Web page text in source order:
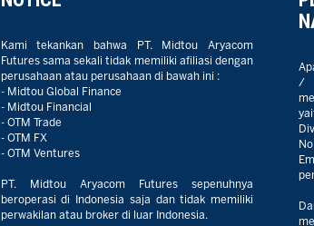
Kami tekankan bahwa PT. Midtou Aryacom
Futures sama sekali tidak memiliki afiliasi dengan
perusahaan atau perusahaan di bawah ini :
- Midtou Global Finance
- Midtou Financial
- OTM Trade
- OTM FX
- OTM Ventures
PT. Midtou Aryacom Futures sepenuhnya
beroperasi di Indonesia saja dan tidak memiliki
perwakilan atau broker di luar Indonesia.
/